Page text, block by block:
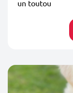
un toutou